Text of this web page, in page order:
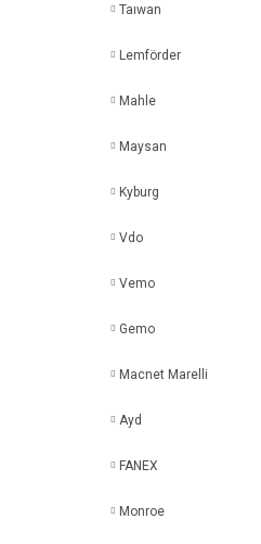
Taıwan
Lemförder
Mahle
Maysan
Kyburg
Vdo
Vemo
Gemo
Macnet Marelli
Ayd
FANEX
Monroe